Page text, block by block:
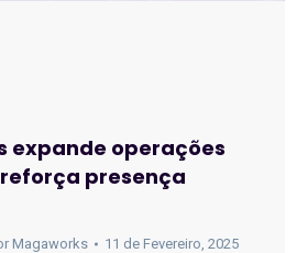
expande operações
presença
Magaworks 11 de Fevereiro, 2025